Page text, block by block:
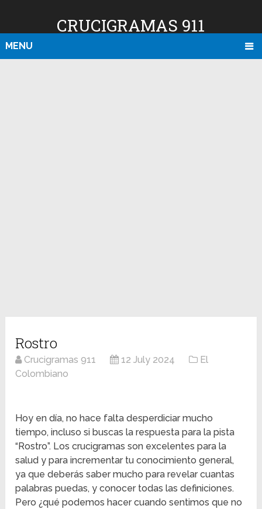
CRUCIGRAMAS 911
MENU
Rostro
Crucigramas 911 12 July 2024
El
Colombiano
Hoy en día, no hace falta desperdiciar mucho
tiempo, incluso si buscas la respuesta para la pista
“Rostro”. Los crucigramas son excelentes para la
salud y para incrementar tu conocimiento general,
ya que deberás saber mucho para revelar cuantas
palabras puedas, y conocer todas las definiciones.
Pero ¿qué podemos hacer cuando sentimos que no